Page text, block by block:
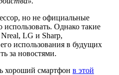
но не официальные
использовать. Однако такие
LG и Sharp,
использования в будущих
за новостями.
хороший смартфон в этой